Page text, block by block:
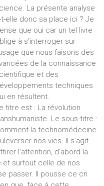
La présente analyse
t-elle donc sa place ici ? Je
que oui car un tel livre
à s’interroger sur
que nous faisons des
de la connaissance
et des
techniques
en résultent.
titre est : La révolution
Le sous-titre :
la technomédecine
nos vies. Il s’agit
l’attention, d’abord la
et surtout celle de nos
passer. Il pousse ce cri